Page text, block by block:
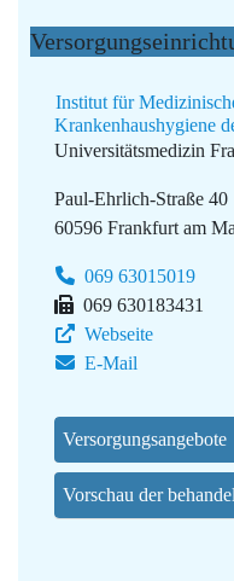
Institut für
Krankenhaushygiene
Universitätsmedizin
Paul-Ehrlich-Straße 40
60596 Frankfurt am
069 63015019
069 630183431
Webseite
E-Mail
Versorgungsangebote
Vorschau der